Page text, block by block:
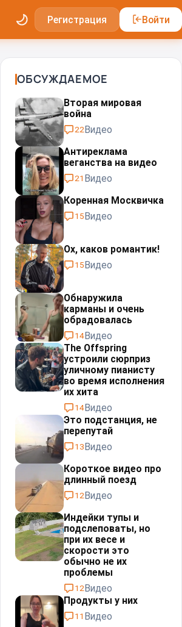
Регистрация Войти
ОБСУЖДАЕМОЕ
Вторая мировая
война
22Видео
Антиреклама
веганства на видео
21 Видео
Коренная Москвичка
15Видео
Ох, каков романтик!
15Видео
Обнаружила
карманы и очень
обрадовалась
14Видео
The Offspring
устроили сюрприз
уличному пианисту
во время исполнения
их хита
14Видео
Это подстанция, не
перепутай⁠⁠
13Видео
Короткое видео про
длинный поезд
12Видео
Индейки тупы и
подслеповаты, но
при их весе и
скорости это
обычно не их
проблемы⁠⁠
12Видео
Продукты у них
11 Видео